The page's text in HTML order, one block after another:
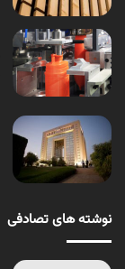
نوشته های تصادفی